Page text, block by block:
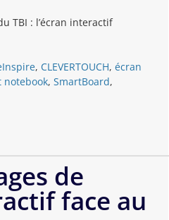
TBI : l’écran interactif
, CLEVERTOUCH, écran
notebook, SmartBoard,
de
face au